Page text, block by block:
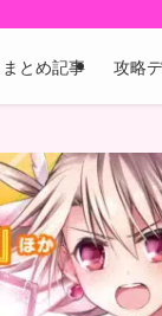
まとめ記事 攻略